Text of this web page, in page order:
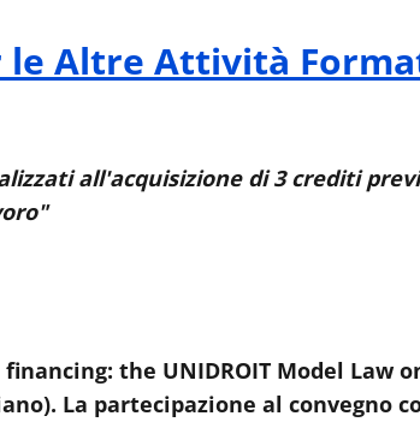
Altre Attività
all'acquisizione di 3 crediti
the UNIDROIT Model Law
La partecipazione al convegno